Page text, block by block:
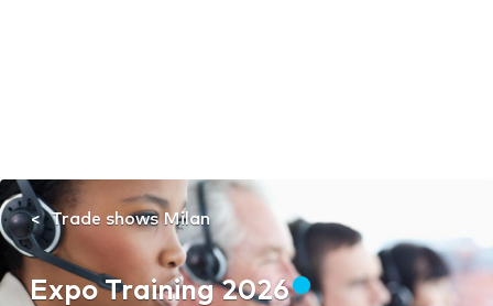
Trade shows Milan
Expo Training 2026